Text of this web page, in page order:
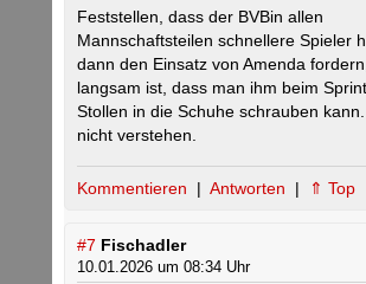
Feststellen, dass der BVBin allen
Mannschaftsteilen schnellere Spieler
dann den Einsatz von Amenda
langsam ist, dass man ihm beim
Stollen in die Schuhe schrauben
nicht verstehen.
Kommentieren | Antworten | ⇑ Top
#7 Fischadler
10.01.2026 um 08:34 Uhr